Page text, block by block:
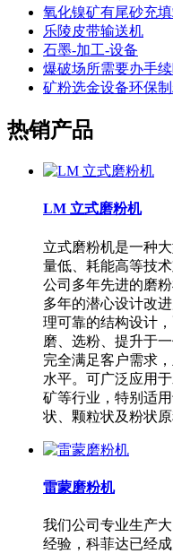
氧化镍矿有尾砂充
乐陵皮带输送机
石墨-加工-设备
爆破场所需要办手
矿粉选金设备环保
热销产品
LM 立式磨粉机
立式磨粉机是一种
量低、耗能高等技
公司多年先进的磨
多年的潜心设计改
理可靠的结构设计
磨、选粉、提升于
完全满足客户需求
水平。可广泛应用
矿等行业，特别适
状、颗粒状及粉状
雷蒙磨粉机
我们公司专业生产
经验，科菲达已经